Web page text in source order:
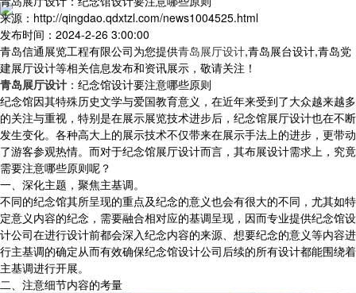
来源：http://qingdao.qdxtzl.com/news1004525.html
发布时间：2024-2-26 3:00:00
青岛信通展览工程有限公司为您提供青岛展厅设计,青岛展台设计,青岛党
建展厅设计等相关信息发布和资讯展示，敬请关注！
青岛展厅设计 ：纪念馆设计要注意哪些原则
纪念馆因其特殊历史文学与爱国教育意义，在近年来受到了大众越来越多
的关注与重视，特别是在展示展览技术进步后，纪念馆展厅设计也在不断
发生变化。各种高大上的展示技术不仅带来在展示手法上的进步，更带动
了游客参观热情。而对于纪念馆展厅设计而言，其布展设计需求上，究竟
需要注意哪些原则呢？
一、深化主题，聚焦主基调。
不同的纪念馆其所呈现的重点及纪念的意义也会有很大的不同，尤其如特
定意义内容的纪念，需要融合相对应的基调呈现，因而专业提供纪念馆设
计公司在进行设计前都会深入纪念内容的来源、想要纪念的意义等内容进
行主基调的确定从而有效确保纪念馆设计公司后续的所有设计都能围绕着
主基调进行开展。
二、注意细节内容的考量